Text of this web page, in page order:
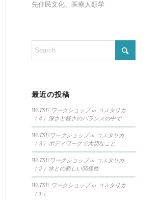
先住民文化、医療人類学
最近の投稿
WATSU ワークショップ in コスタリカ
（４）深さと軽さのバランスの中で
WATSUワークショップ in コスタリカ
（３）ボディワークで大切なこと
WATSUワークショップ in コスタリカ
（２）水との新しい関係性
WATSU ワークショップ in コスタリカ
（１）